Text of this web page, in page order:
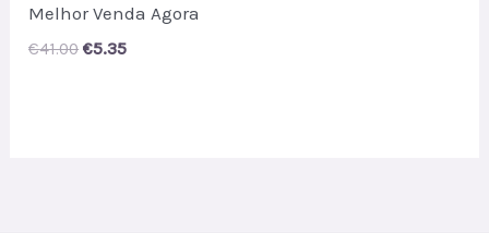
Melhor Venda Agora
€41.00 Original
€5.35Current